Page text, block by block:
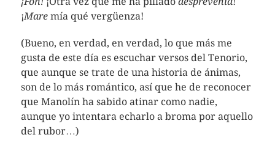
¡Maremía qué vergüenza!
(Bueno, en verdad, en verdad, lo que más me
gusta de este día es escuchar versos del Tenorio,
que aunque se trate de una historia de ánimas,
son de lo más romántico, así que he de reconocer
que Manolín ha sabido atinar como nadie,
aunque yo intentara echarlo a broma por aquello
del rubor…)